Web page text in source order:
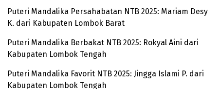
Puteri Mandalika Persahabatan NTB 2025: Mariam Desy
K. dari Kabupaten Lombok Barat
Puteri Mandalika Berbakat NTB 2025: Rokyal Aini dari
Kabupaten Lombok Tengah
Puteri Mandalika Favorit NTB 2025: Jingga Islami P. dari
Kabupaten Lombok Tengah